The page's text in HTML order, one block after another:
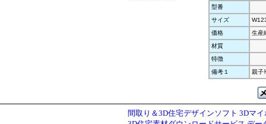
型番
サイズ
価格
生産
材質
特徴
備考１
親子
間取り＆3D住宅デザインソフト 3Dマ